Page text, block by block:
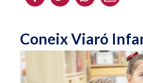
Coneix Viaró